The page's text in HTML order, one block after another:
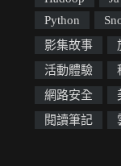
Python
影集故事
活動體驗
網路安全
閱讀筆記